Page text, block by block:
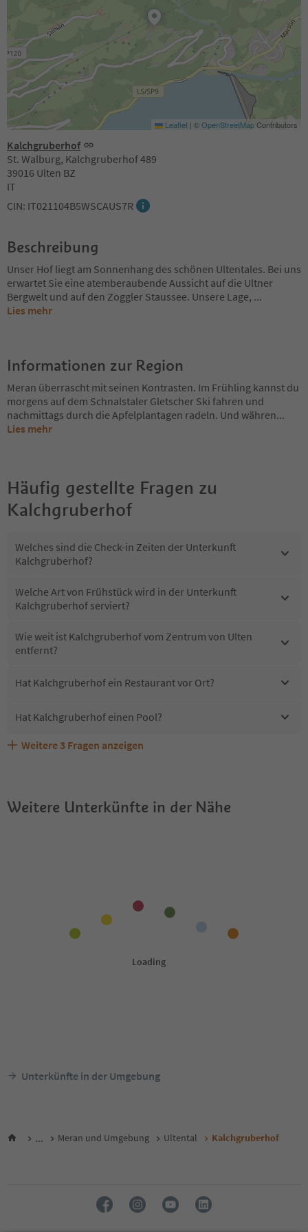
Kalchgruberhof
St. Walburg, Kalchgruberhof 489
39016 Ulten BZ
IT
CIN: IT021104B5WSCAUS7R
Leaflet | ©OpenStreetMapContributors
Beschreibung
Unser Hof liegt am Sonnenhang des schönen Ultentales. Bei uns
erwartet Sie eine atemberaubende Aussicht auf die Ultner
Bergwelt und auf den Zoggler Staussee. Unsere Lage, ...
Lies mehr
Informationen zur Region
Meran überrascht mit seinen Kontrasten. Im Frühling kannst du
morgens auf dem Schnalstaler Gletscher Ski fahren und
nachmittags durch die Apfelplantagen radeln. Und währen...
Lies mehr
Häufig gestellte Fragen zu
Kalchgruberhof
Welches sind die Check-in Zeiten der Unterkunft
Kalchgruberhof?
Welche Art von Frühstück wird in der Unterkunft
Kalchgruberhof serviert?
Wie weit ist Kalchgruberhof vom Zentrum von Ulten
entfernt?
Hat Kalchgruberhof ein Restaurant vor Ort?
Hat Kalchgruberhof einen Pool?
Sind Haustiere in der Unterkunft Kalchgruberhof
Welche Services bietet Kalchgruberhof?
Erhalten die Gäste von Kalchgruberhof einen Südtirol
Weitere 3 Fragen anzeigen
Weitere Unterkünfte in der Nähe
Unterkünfte in der Umgebung
... Meran und Umgebung Ultental Kalchgruberhof